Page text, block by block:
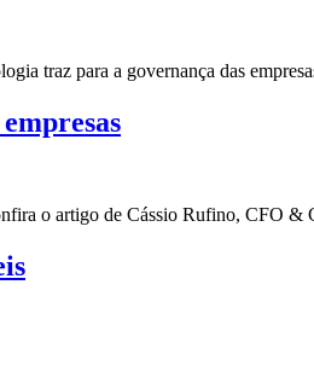
traz para a governança das
o artigo de Cássio Rufino, CFO